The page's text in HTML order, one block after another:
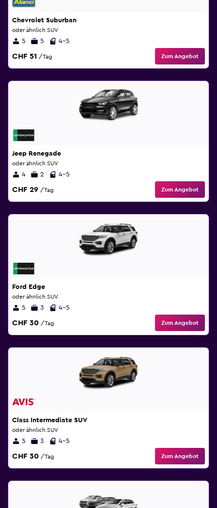
Chevrolet Suburban
oder ähnlich SUV
5 5 4-5
CHF 51 /Tag Zum Angebot
Jeep Renegade
oder ähnlich SUV
4 2 4-5
CHF 29 /Tag Zum Angebot
Ford Edge
oder ähnlich SUV
5 3 4-5
CHF 30 /Tag Zum Angebot
Class Intermediate SUV
oder ähnlich SUV
5 3 4-5
CHF 30 /Tag Zum Angebot